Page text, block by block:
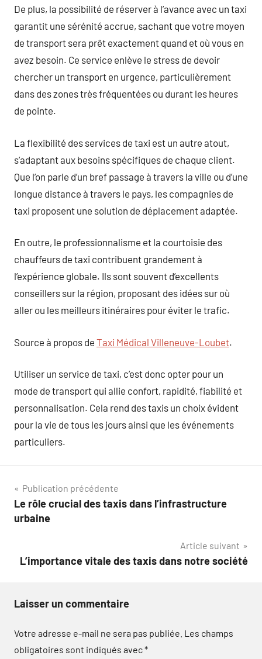
De plus, la possibilité de réserver à l’avance avec un taxi
garantit une sérénité accrue, sachant que votre moyen
de transport sera prêt exactement quand et où vous en
avez besoin. Ce service enlève le stress de devoir
chercher un transport en urgence, particulièrement
dans des zones très fréquentées ou durant les heures
de pointe.
La flexibilité des services de taxi est un autre atout,
s’adaptant aux besoins spécifiques de chaque client.
Que l’on parle d’un bref passage à travers la ville ou d’une
longue distance à travers le pays, les compagnies de
taxi proposent une solution de déplacement adaptée.
En outre, le professionnalisme et la courtoisie des
chauffeurs de taxi contribuent grandement à
l’expérience globale. Ils sont souvent d’excellents
conseillers sur la région, proposant des idées sur où
aller ou les meilleurs itinéraires pour éviter le trafic.
Source à propos de Taxi Médical Villeneuve-Loubet.
Utiliser un service de taxi, c’est donc opter pour un
mode de transport qui allie confort, rapidité, fiabilité et
personnalisation. Cela rend des taxis un choix évident
pour la vie de tous les jours ainsi que les événements
particuliers.
Navigation
de
Publication précédente
Le rôle crucial des taxis dans l’infrastructure
urbaine
Article suivant
L’importance vitale des taxis dans notre société
Laisser un commentaire
Votre adresse e-mail ne sera pas publiée. Les champs
obligatoires sont indiqués avec*